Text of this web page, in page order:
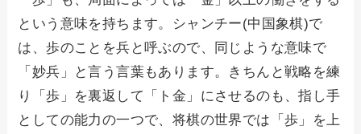
という意味を持ちます。シャンチー(中国象棋)で
は、歩のことを兵と呼ぶので、同じような意味で
「妙兵」と言う言葉もあります。きちんと戦略を練
り「歩」を裏返して「ト金」にさせるのも、指し手
としての能力の一つで、将棋の世界では「歩」を上